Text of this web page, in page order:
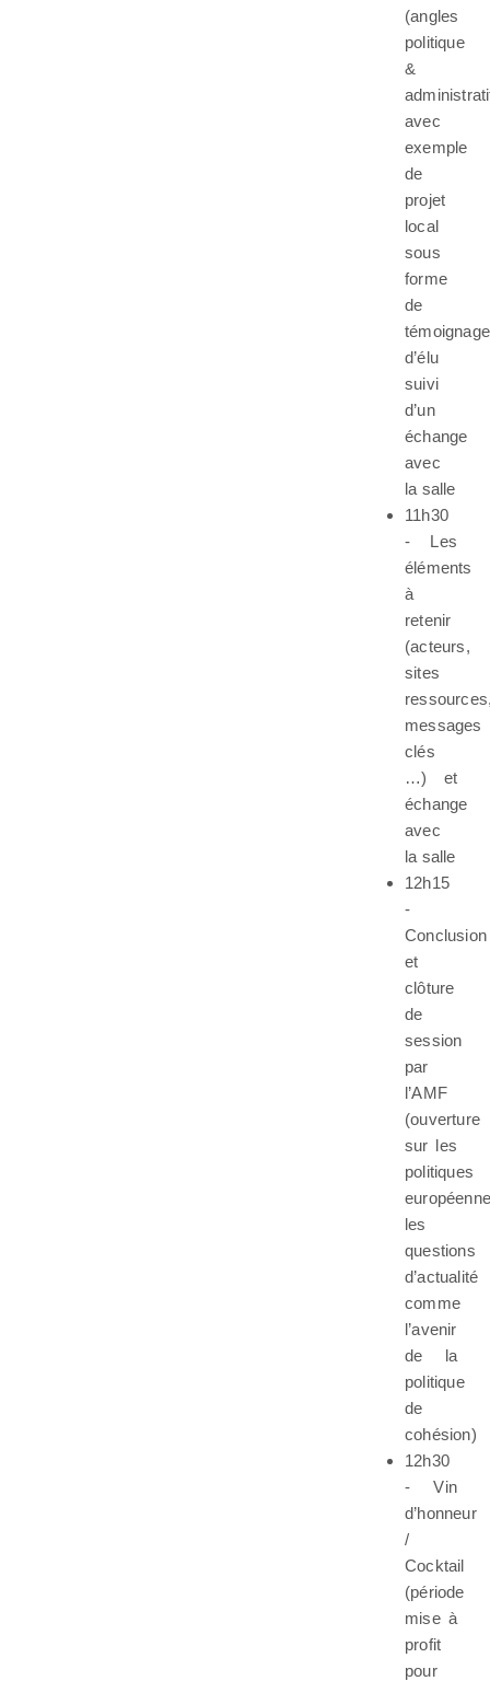
(angles
politique
&
avec
exemple
de
projet
local
sous
forme
de
témoignage
d’élu
suivi
d’un
échange
avec
la salle
11h30
- Les
éléments
à
retenir
(acteurs,
sites
messages
clés
…) et
échange
avec
la salle
12h15
-
Conclusion
et
clôture
de
session
par
l’AMF
(ouverture
sur les
politiques
les
questions
d’actualité
comme
l’avenir
de la
politique
de
cohésion)
12h30
- Vin
d’honneur
/
Cocktail
(période
mise à
profit
pour